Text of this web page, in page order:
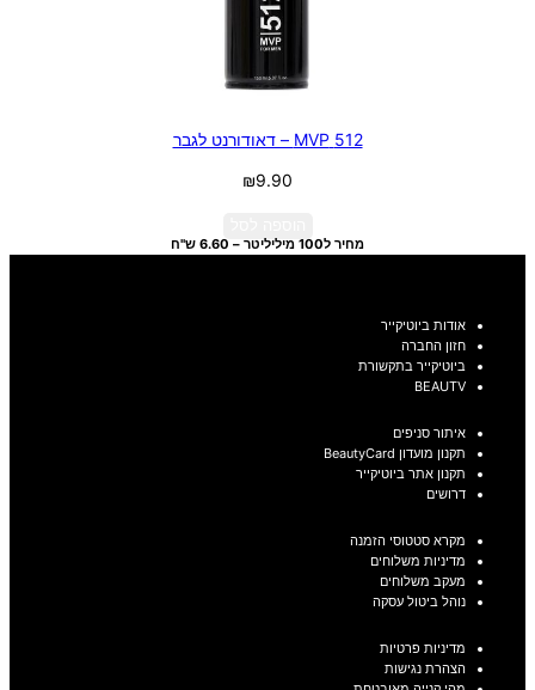
512 MVP – דאודורנט לגבר
₪9.90
מחיר ל100 מיליליטר – 6.60 ש"ח
אודות ביוטיקייר
חזון החברה
ביוטיקייר בתקשורת
BEAUTV
איתור סניפים
תקנון מועדון BeautyCard
תקנון אתר ביוטיקייר
דרושים
מקרא סטטוסי הזמנה
מדיניות משלוחים
מעקב משלוחים
נוהל ביטול עסקה
מדיניות פרטיות
הצהרת נגישות